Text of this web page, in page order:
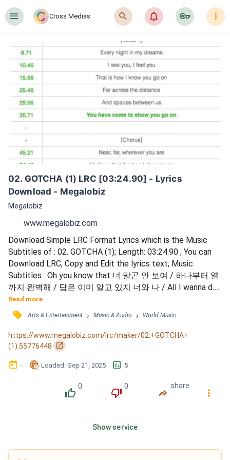
󰍜 Cross Medias 󰍉 󰂜 󰷖 󰇙
02. GOTCHA (1) LRC [03:24.90] - Lyrics
Download - Megalobiz
Megalobiz
www.megalobiz.com
Download Simple LRC Format Lyrics which is the Music
Subtitles of : 02. GOTCHA (1); Length: 03:24.90 ; You can
Download LRC, Copy and Edit the lyrics text; Music
Subtitles : Oh you know that 너 말곤 안 보여 / 하나부터 열
까지 완벽해 / 답은 이미 알고 있지 너와 나 / All I wanna do
yah / 솔직한 거뿐이야 / 홀린 듯이 I go / 뜨겁게 만들어 get
more / 다가갈게 옆으로 / 준비해 Climax huh / 고민은 나중
에 / 지금은 서로가 너무나 소중해 / Oh 묘한 표정 / 네 눈빛
에 녹아버려 / Uoo Uoo Uoo Uoo Uoo / 다정다감 나쁜...
Read more
󰓹 Arts & Entertainment › Music & Audio › World Music
https://www.megalobiz.com/lrc/maker/02.+GOTCHA+
(1).55776448
󰏌
󰃶 - 󱉊 Loaded: Sep 21, 2025 󱕎 5
󰔔
0
󰔒
0
󰤲
share
󰇙
Show service